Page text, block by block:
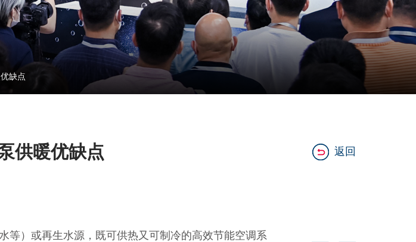
缺点
供暖优缺点 返回
等）或再生水源，既可供热又可制冷的高效节能空调系